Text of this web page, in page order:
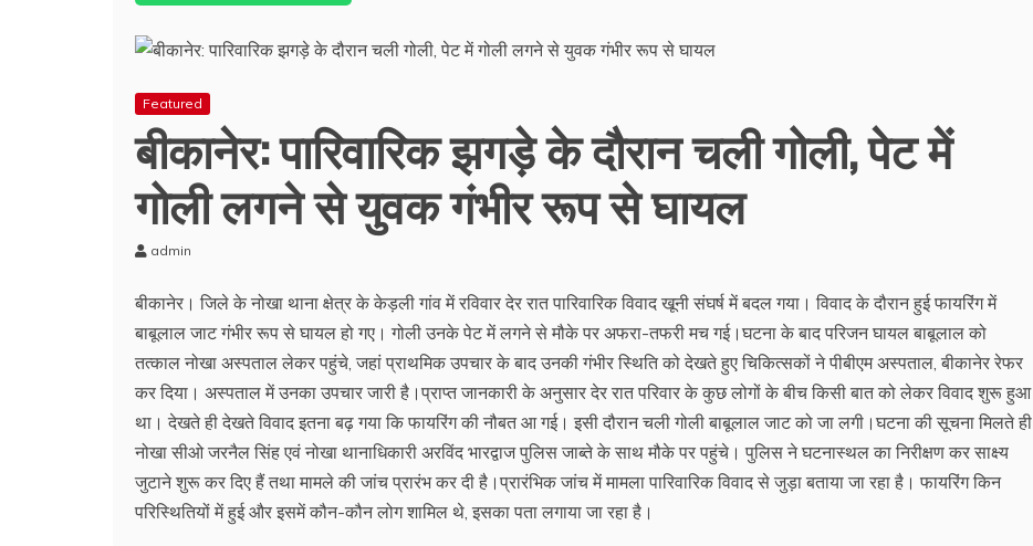
Featured
बीकानेर: पारिवारिक झगड़े के दौरान चली गोली, पेट में
गोली लगने से युवक गंभीर रूप से घायल
admin
बीकानेर। जिले के नोखा थाना क्षेत्र के केड़ली गांव में रविवार देर रात पारिवारिक विवाद खूनी संघर्ष में बदल गया। विवाद के दौरान हुई फायरिंग में
बाबूलाल जाट गंभीर रूप से घायल हो गए। गोली उनके पेट में लगने से मौके पर अफरा-तफरी मच गई।घटना के बाद परिजन घायल बाबूलाल को
तत्काल नोखा अस्पताल लेकर पहुंचे, जहां प्राथमिक उपचार के बाद उनकी गंभीर स्थिति को देखते हुए चिकित्सकों ने पीबीएम अस्पताल, बीकानेर रेफर
कर दिया। अस्पताल में उनका उपचार जारी है।प्राप्त जानकारी के अनुसार देर रात परिवार के कुछ लोगों के बीच किसी बात को लेकर विवाद शुरू हुआ
था। देखते ही देखते विवाद इतना बढ़ गया कि फायरिंग की नौबत आ गई। इसी दौरान चली गोली बाबूलाल जाट को जा लगी।घटना की सूचना मिलते ही
नोखा सीओ जरनैल सिंह एवं नोखा थानाधिकारी अरविंद भारद्वाज पुलिस जाब्ते के साथ मौके पर पहुंचे। पुलिस ने घटनास्थल का निरीक्षण कर साक्ष्य
जुटाने शुरू कर दिए हैं तथा मामले की जांच प्रारंभ कर दी है।प्रारंभिक जांच में मामला पारिवारिक विवाद से जुड़ा बताया जा रहा है। फायरिंग किन
परिस्थितियों में हुई और इसमें कौन-कौन लोग शामिल थे, इसका पता लगाया जा रहा है।